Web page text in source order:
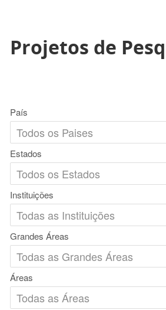
Projetos de
País
Estados
Instituições
Grandes Áreas
Áreas